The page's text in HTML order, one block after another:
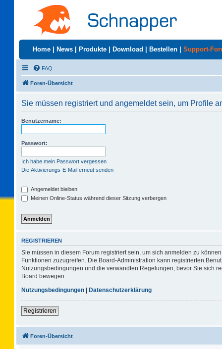
Home News Produkte Download Bestellen Support-
FAQ
Foren-Übersicht
Sie müssen registriert und angemeldet sein, um Profile
Benutzername:
Passwort:
Ich habe mein Passwort vergessen
Die Aktivierungs-E-Mail erneut senden
Angemeldet bleiben
Meinen Online-Status während dieser Sitzung verbergen
REGISTRIEREN
Sie müssen in diesem Forum registriert sein, um sich anmelden zu
Funktionen zuzugreifen. Die Board-Administration kann registrierten
Nutzungsbedingungen und die verwandten Regelungen, bevor Sie sich
Board bewegen.
Nutzungsbedingungen | Datenschutzerklärung
Registrieren
Foren-Übersicht